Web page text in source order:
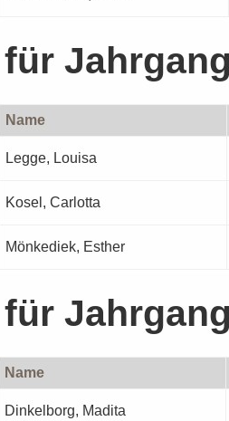
Name
Legge, Louisa
Kosel, Carlotta
Mönkediek, Esther
Name
Dinkelborg, Madita